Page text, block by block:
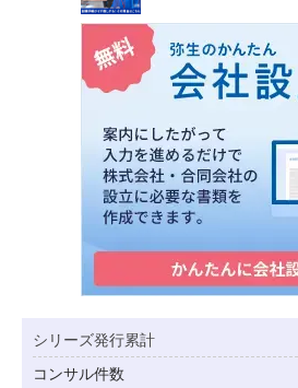
シリーズ発行累計
コンサル件数